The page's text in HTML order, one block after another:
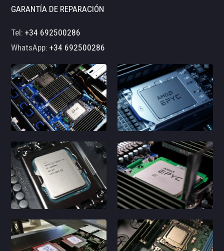
GARANTÍA DE REPARACIÓN
Tel:+34 692500286
WhatsApp:+34 692500286